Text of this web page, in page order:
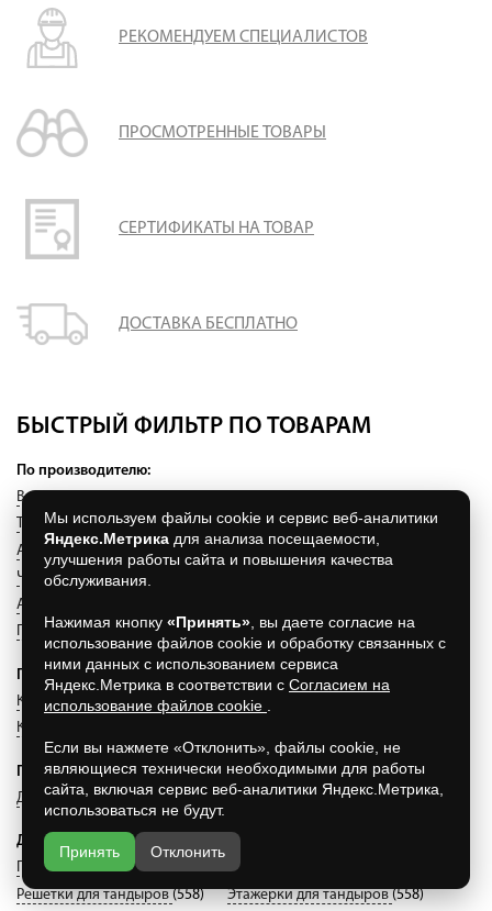
РЕКОМЕНДУЕМ СПЕЦИАЛИСТОВ
ПРОСМОТРЕННЫЕ ТОВАРЫ
СЕРТИФИКАТЫ НА ТОВАР
ДОСТАВКА БЕСПЛАТНО
БЫСТРЫЙ ФИЛЬТР ПО ТОВАРАМ
По производителю:
Везувий
ТехноКерамика(46) Барельеф(21)
Аксессуары Амфора
(55) Чехлы для тандыров Амфора
Чехлы для тандыров Технокерамика
Аксессуары ТехноКерамика
Гриль Мастер (26)
По виду продукции:
Казаны(50) Мангалы(54) Скороварки
Керамические грили
По типу тандыров:
Дровяные тандыры(66) Электрические тандыры(10)
Другое:
Посуда для тандыров(558) Подставки для тандыров
Решетки для тандыров (558) Этажерки для тандыров (558)
Мы используем файлы cookie и сервис веб-аналитики
Яндекс.Метрика для анализа посещаемости,
улучшения работы сайта и повышения качества
обслуживания.
Нажимая кнопку «Принять» , вы даете согласие на
использование файлов cookie и обработку связанных с
ними данных с использованием сервиса
Яндекс.Метрика в соответствии с Согласием на
использование файлов cookie
Если вы нажмете «Отклонить», файлы cookie, не
являющиеся технически необходимыми для работы
сайта, включая сервис веб-аналитики Яндекс.Метрика,
использоваться не будут.
Принять Отклонить